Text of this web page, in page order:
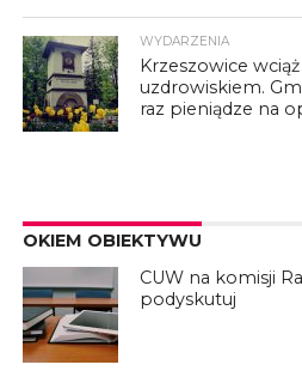
WYDARZENIA
Krzeszowice
uzdrowiskiem.
raz pieniądze na
OKIEM OBIEKTYWU
CUW na komisji
podyskutuj